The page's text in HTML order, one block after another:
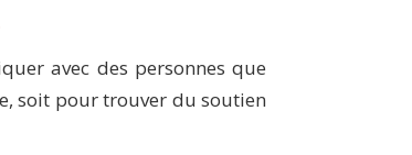
avec des personnes que
soit pour trouver du soutien